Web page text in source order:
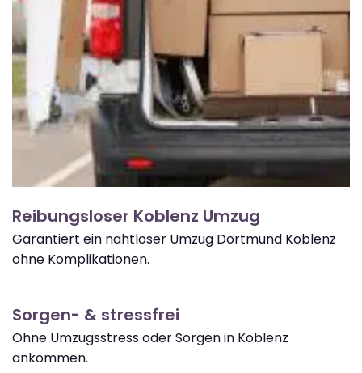
Reibungsloser Koblenz Umzug
Garantiert ein nahtloser Umzug Dortmund Koblenz
ohne Komplikationen.
Sorgen- & stressfrei
Ohne Umzugsstress oder Sorgen in Koblenz
ankommen.